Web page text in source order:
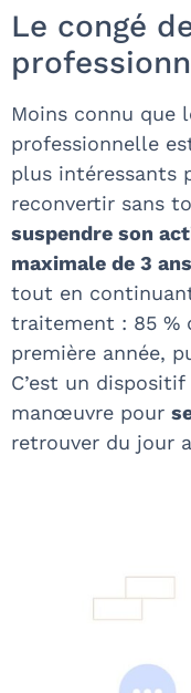
Le congé
Moins connu que
professionnelle
plus intéressants
reconvertir sans
suspendre son
maximale de 3 ans
tout en
traitement : 85
première année,
C’est un
manœuvre pour
retrouver du jour